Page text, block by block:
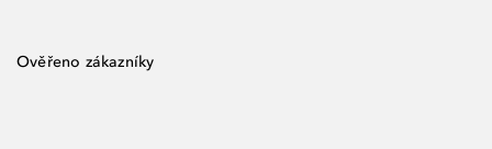
Ověřeno zákazníky